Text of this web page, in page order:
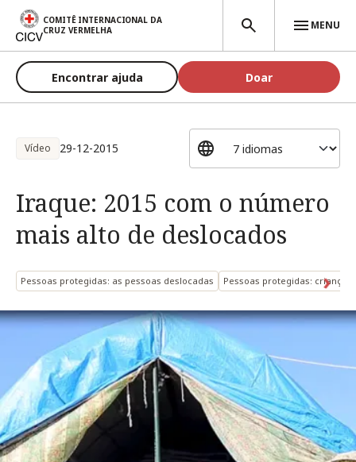
Passar para o conteúdo principal
COMITÊ INTERNACIONAL DA
CRUZ VERMELHA
MENU
Encontrar ajuda Doar
Vídeo 29-12-2015
Iraque: 2015 com o número
mais alto de deslocados
Pessoas protegidas: as pessoas deslocadas Pessoas protegidas: crianças